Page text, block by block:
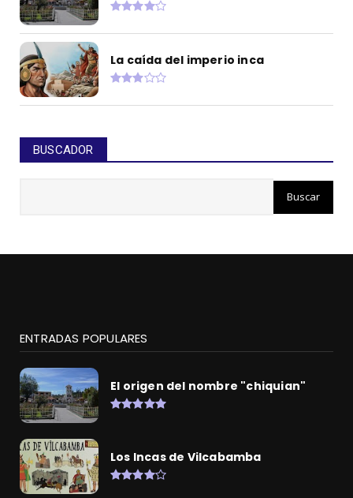
La caída del imperio inca
BUSCADOR
ENTRADAS POPULARES
El origen del nombre "chiquian"
Los Incas de Vilcabamba